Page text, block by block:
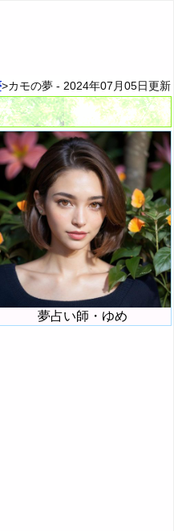
>カモの夢 - 2024年07月05日更新
夢占い師・ゆめ